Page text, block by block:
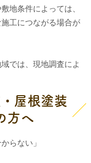
地条件によっては、
工につながる場合が
では、現地調査によ
屋根塗装
方へ
らない」